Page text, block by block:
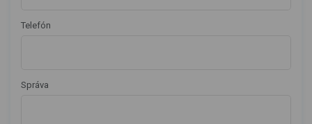
Telefón
Správa